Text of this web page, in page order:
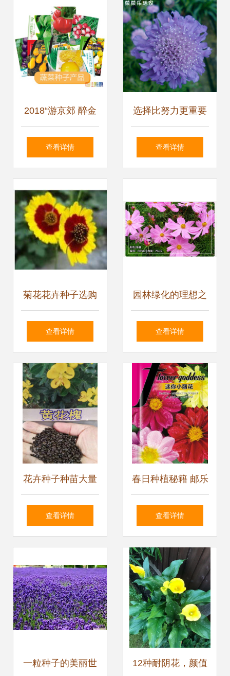
2018“游京郊 醉金
秋”十佳金秋采摘园
园，把花的种子带
回家
查看详情
选择比努力更重要
揭开“a种子”花卉栽
查看详情
菊花花卉种子选购
与种植指南
查看详情
园林绿化的理想之
选 波斯菊花种子打
查看详情
花卉种子种苗大量
现货供应中——如
与种苗
查看详情
春日种植秘籍 邮乐
官方推荐“花儿朵
与美丽图鉴
查看详情
一粒种子的美丽世 12种耐阴花，颜值